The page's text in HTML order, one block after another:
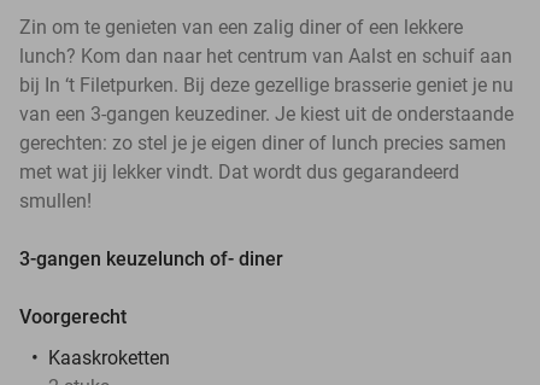
Zin om te genieten van een zalig diner of een lekkere
lunch? Kom dan naar het centrum van Aalst en schuif aan
bij In ‘t Filetpurken. Bij deze gezellige brasserie geniet je nu
van een 3-gangen keuzediner. Je kiest uit de onderstaande
gerechten: zo stel je je eigen diner of lunch precies samen
met wat jij lekker vindt. Dat wordt dus gegarandeerd
smullen!
3-gangen keuzelunch of- diner
Voorgerecht
Kaaskroketten